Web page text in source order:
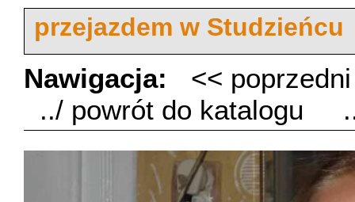
przejazdem w Studzieńcu
Nawigacja:
<<
../ powrót do katalogu